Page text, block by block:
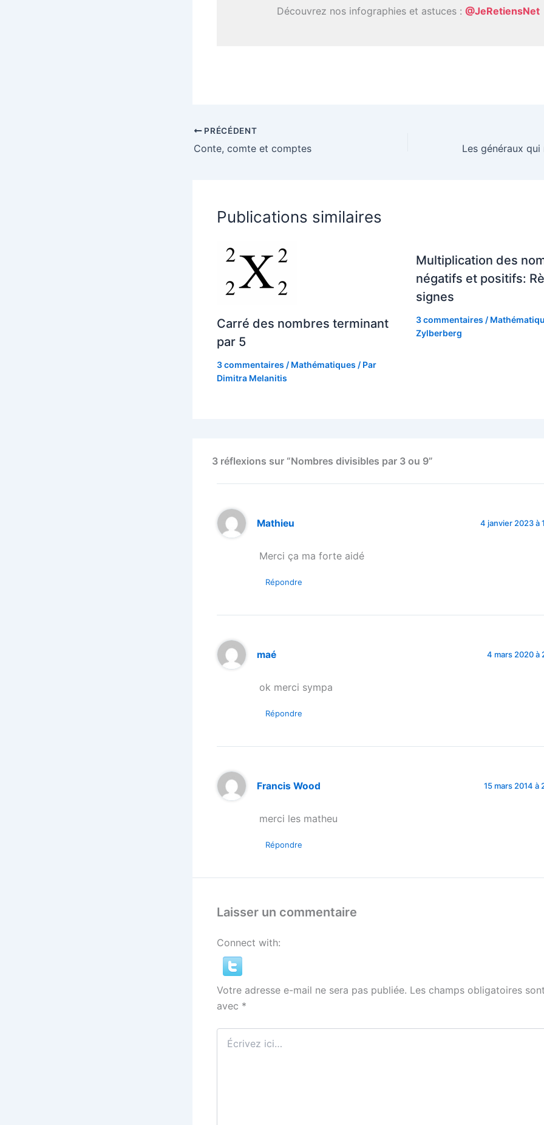
Découvrez nos infographies et astuces : @JeRetiensNet
PRÉCÉDENT
Conte, comte et comptes
Publications similaires
Carré des nombres terminant
par 5
3 commentaires / Mathématiques / Par
Dimitra Melanitis
Multiplication des
négatifs et positifs:
signes
3 commentaires /
Zylberberg
3 réflexions sur “Nombres divisibles par 3 ou 9”
Mathieu 4 janvier 2023 à
Merci ça ma forte aidé
Répondre
maé 4 mars 2020 à
ok merci sympa
Répondre
Francis Wood 15 mars 2014 à
merci les matheu
Répondre
Laisser un commentaire
Connect with:
Votre adresse e-mail ne sera pas publiée. Les champs obligatoires
avec *
ici…